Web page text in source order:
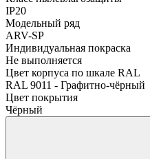
IP20
Модельный ряд
ARV-SP
Индивидуальная покраска
Не выполняется
Цвет корпуса по шкале RAL
RAL 9011 - Графитно-чёрный
Цвет покрытия
Чёрный